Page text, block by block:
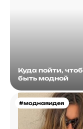
Куда пойти,
быть модной
#моднаяидея